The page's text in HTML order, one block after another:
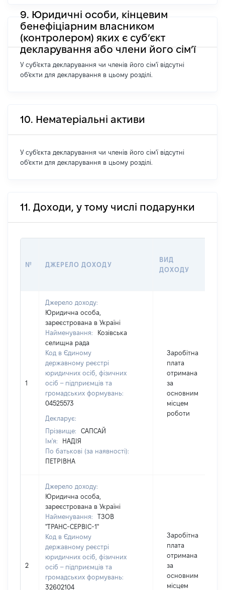
9. Юридичні особи, кінцевим
бенефіціарним власником
(контролером) яких є суб’єкт
декларування або члени його сім’ї
У суб'єкта декларування чи членів його сім'ї відсутні
об'єкти для декларування в цьому розділі.
10. Нематеріальні активи
У суб'єкта декларування чи членів його сім'ї відсутні
об'єкти для декларування в цьому розділі.
11. Доходи, у тому числі подарунки
№ ДЖЕРЕЛО ДОХОДУ
ВИД
ДОХОДУ
1
Джерело доходу:
Юридична особа,
зареєстрована в Україні
Найменування:
Козівська
селищна рада
Код в Єдиному
державному реєстрі
юридичних осіб, фізичних
осіб – підприємців та
громадських формувань:
04525573
Декларує:
Прізвище:
САПСАЙ
Ім'я:
НАДІЯ
По батькові (за наявності):
ПЕТРІВНА
Заробітна
плата
отримана
за
основним
місцем
роботи
2
Джерело доходу:
Юридична особа,
зареєстрована в Україні
Найменування:
ТЗОВ
"ТРАНС-СЕРВІС-1"
Код в Єдиному
державному реєстрі
юридичних осіб, фізичних
осіб – підприємців та
громадських формувань:
32602104
Заробітна
плата
отримана
за
основним
місцем